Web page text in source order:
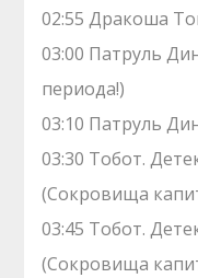
02:55 Дракоша
03:00 Патруль
периода!)
03:10 Патруль
03:30 Тобот.
(Сокровища
03:45 Тобот.
(Сокровища